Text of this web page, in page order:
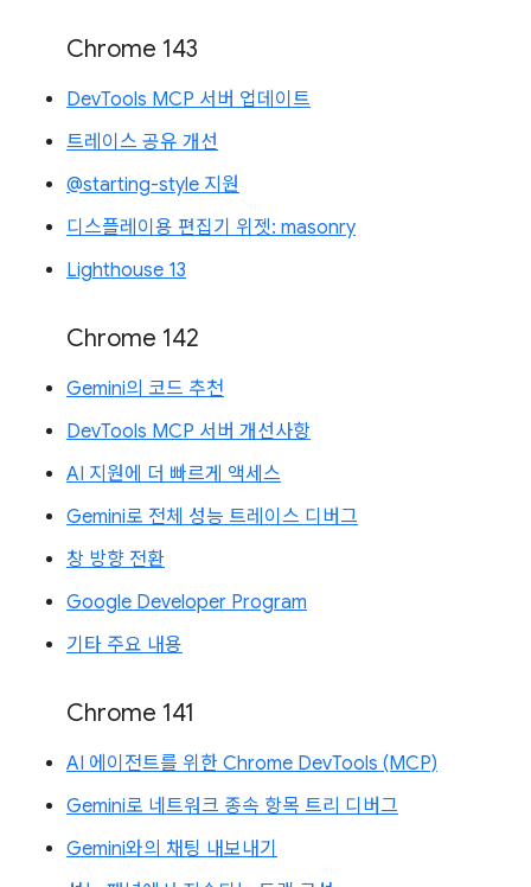
Chrome 143
DevTools MCP 서버 업데이트
트레이스 공유 개선
@starting-style 지원
디스플레이용 편집기 위젯: masonry
Lighthouse 13
Chrome 142
Gemini의 코드 추천
DevTools MCP 서버 개선사항
AI 지원에 더 빠르게 액세스
Gemini로 전체 성능 트레이스 디버그
창 방향 전환
Google Developer Program
기타 주요 내용
Chrome 141
AI 에이전트를 위한 Chrome DevTools (MCP)
Gemini로 네트워크 종속 항목 트리 디버그
Gemini와의 채팅 내보내기